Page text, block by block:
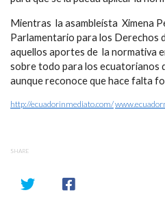
Mientras la asambleísta Ximena
Parlamentario para los Derechos
aquellos aportes de la normativa
sobre todo para los ecuatorianos
aunque reconoce que hace falta
http://ecuadorinmediato.com/
SHARE